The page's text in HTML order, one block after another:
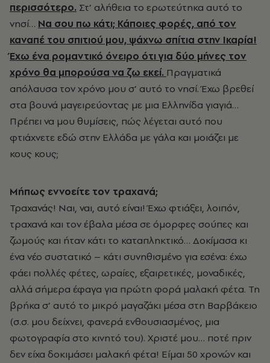
περισσότερο. Στ’ αλήθεια το ερωτεύτηκα αυτό το
νησί… Να σου πω κάτι; Κάποιες φορές, από τον
καναπέ του σπιτιού μου, ψάχνω σπίτια στην Ικαρία!
Έχω ένα ρομαντικό όνειρο ότι για δύο μήνες τον
χρόνο θα μπορούσα να ζω εκεί. Πραγματικά
απόλαυσα τον χρόνο μου σ’ αυτό το νησί. Έχω βρεθεί
στα βουνά μαγειρεύοντας με μια Ελληνίδα γιαγιά…
Πρέπει να μου θυμίσεις, πώς λέγεται αυτό που
φτιάχνετε εδώ στην Ελλάδα με γάλα και μοιάζει με
κους κους;
Μήπως εννοείτε τον τραχανά;
Τραχανάς! Ναι, ναι, αυτό είναι! Έχω φτιάξει, λοιπόν,
τραχανά και τον έβαλα μέσα σε όμορφες σούπες και
ζωμούς και ήταν κάτι το καταπληκτικό… Δοκίμασα κι
ένα νέο συστατικό – κάτι συνηθισμένο για εσένα: έχω
φάει πολλές φέτες, ωραίες, εξαιρετικές, μοναδικές,
αλλά σήμερα έφαγα για πρώτη φορά μαλακή φέτα. Τη
βρήκα σ’ αυτό το μικρό μαγαζάκι μέσα στη Βαρβάκειο
(σ.σ. μου δείχνει, φανερά ενθουσιασμένος, μια
φωτογραφία στο κινητό του). Χριστέ μου… ποτέ πριν
δεν είχα δοκιμάσει μαλακή φέτα! Είμαι 50 χρονών και